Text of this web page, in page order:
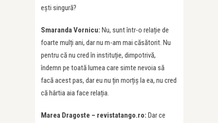
ești singură?
Smaranda Vornicu: Nu, sunt într-o relație de
foarte mulți ani, dar nu m-am mai căsătorit. Nu
pentru că nu cred în instituție, dimpotrivă,
îndemn pe toată lumea care simte nevoia să
facă acest pas, dar eu nu țin morțiș la ea, nu cred
că hârtia aia face relația.
Marea Dragoste – revistatango.ro: Dar ce